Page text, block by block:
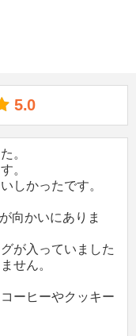
5.0
。
。
しかったです。
向かいにありま
が入っていました
せん。
ーヒーやクッキー